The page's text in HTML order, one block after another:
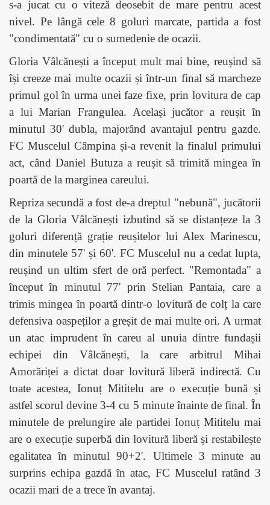
s-a jucat cu o viteză deosebit de mare pentru acest
nivel. Pe lângă cele 8 goluri marcate, partida a fost
"condimentată" cu o sumedenie de ocazii.
Gloria Vâlcănești a început mult mai bine, reușind să
își creeze mai multe ocazii și într-un final să marcheze
primul gol în urma unei faze fixe, prin lovitura de cap
a lui Marian Frangulea. Același jucător a reușit în
minutul 30' dubla, majorând avantajul pentru gazde.
FC Muscelul Câmpina și-a revenit la finalul primului
act, când Daniel Butuza a reușit să trimită mingea în
poartă de la marginea careului.
Repriza secundă a fost de-a dreptul "nebună", jucătorii
de la Gloria Vâlcănești izbutind să se distanțeze la 3
goluri diferență grație reușitelor lui Alex Marinescu,
din minutele 57' și 60'. FC Muscelul nu a cedat lupta,
reușind un ultim sfert de oră perfect. "Remontada" a
început în minutul 77' prin Stelian Pantaia, care a
trimis mingea în poartă dintr-o lovitură de colț la care
defensiva oaspeților a greșit de mai multe ori. A urmat
un atac imprudent în careu al unuia dintre fundașii
echipei din Vâlcănești, la care arbitrul Mihai
Amorăriței a dictat doar lovitură liberă indirectă. Cu
toate acestea, Ionuț Mititelu are o execuție bună și
astfel scorul devine 3-4 cu 5 minute înainte de final. În
minutele de prelungire ale partidei Ionuț Mititelu mai
are o execuție superbă din lovitură liberă și restabilește
egalitatea în minutul 90+2'. Ultimele 3 minute au
surprins echipa gazdă în atac, FC Muscelul ratând 3
ocazii mari de a trece în avantaj.